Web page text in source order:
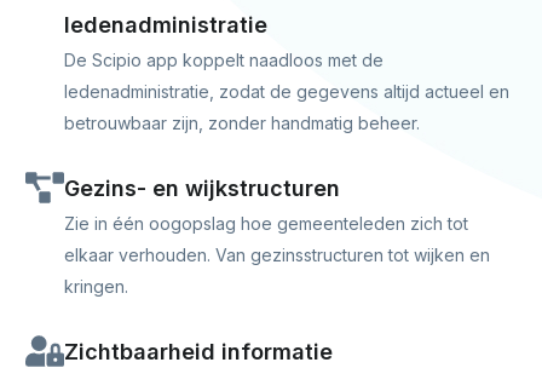
ledenadministratie
De Scipio app koppelt naadloos met de
ledenadministratie, zodat de gegevens altijd actueel en
betrouwbaar zijn, zonder handmatig beheer.
Gezins- en wijkstructuren
Zie in één oogopslag hoe gemeenteleden zich tot
elkaar verhouden. Van gezinsstructuren tot wijken en
kringen.
Zichtbaarheid informatie